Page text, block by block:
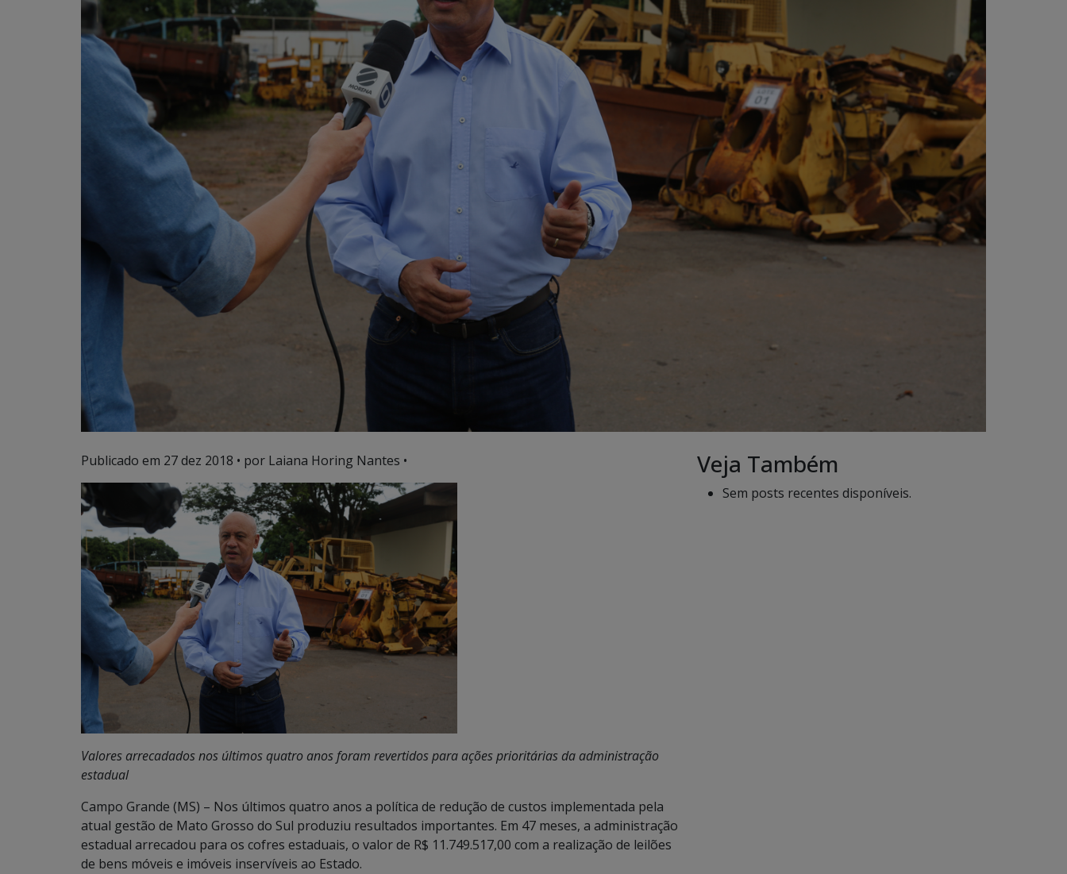
Publicado em 27 dez 2018 • por Laiana Horing Nantes •
Valores arrecadados nos últimos quatro anos foram revertidos para ações prioritárias da administração
estadual
Campo Grande (MS) – Nos últimos quatro anos a política de redução de custos implementada pela
atual gestão de Mato Grosso do Sul produziu resultados importantes. Em 47 meses, a administração
estadual arrecadou para os cofres estaduais, o valor de R$ 11.749.517,00 com a realização de leilões
de bens móveis e imóveis inservíveis ao Estado.
Veja Também
Sem posts recentes disponíveis.